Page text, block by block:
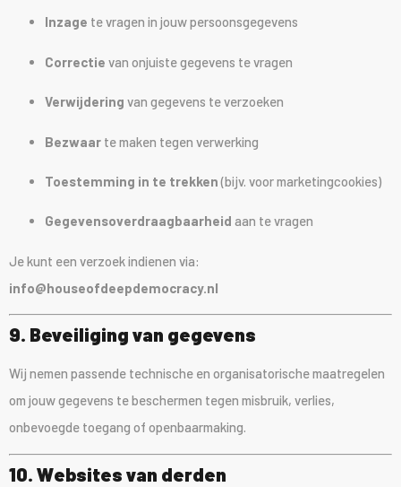
Inzage te vragen in jouw persoonsgegevens
Correctie van onjuiste gegevens te vragen
Verwijdering van gegevens te verzoeken
Bezwaar te maken tegen verwerking
Toestemming in te trekken(bijv. voor marketingcookies)
Gegevensoverdraagbaarheid aan te vragen
Je kunt een verzoek indienen via:
info@houseofdeepdemocracy.nl
9. Beveiliging van gegevens
Wij nemen passende technische en organisatorische maatregelen
om jouw gegevens te beschermen tegen misbruik, verlies,
onbevoegde toegang of openbaarmaking.
10. Websites van derden